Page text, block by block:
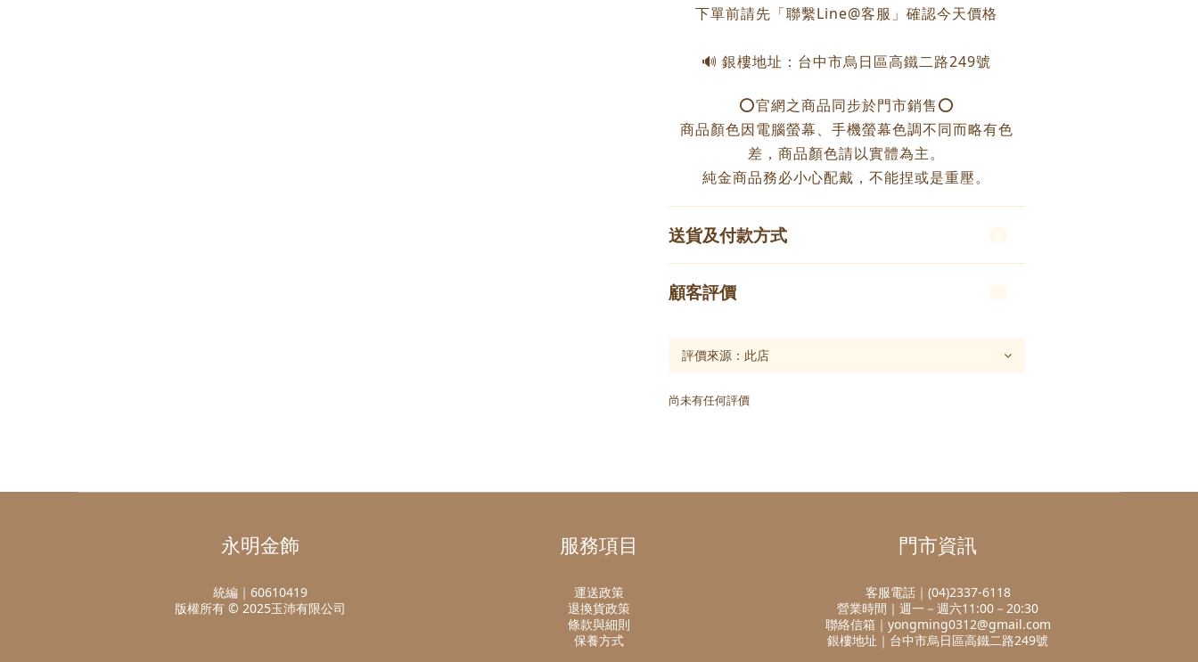
下單前請先「聯繫Line@客服」確認今天價格
🔊 銀樓地址：台中市烏日區高鐵二路249號
⭕️官網之商品同步於門市銷售⭕️
商品顏色因電腦螢幕、手機螢幕色調不同而略有色
差，商品顏色請以實體為主。
純金商品務必小心配戴，不能捏或是重壓。
送貨及付款方式
顧客評價
尚未有任何評價
永明金飾
統編｜60610419
版權所有 © 2025玉沛有限公司
服務項目
運送政策
退換貨政策
條款與細則
保養方式
門市資訊
客服電話｜(04)2337-6118
營業時間｜週一－週六11:00－20:30
聯絡信箱｜yongming0312@gmail.com
銀樓地址｜台中市烏日區高鐵二路249號